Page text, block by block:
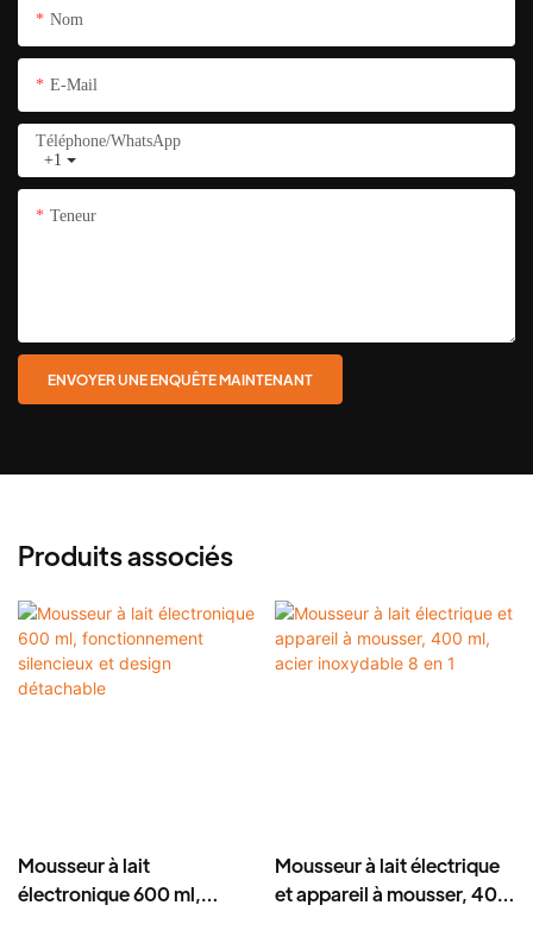
Nom
E-Mail
+1
Téléphone/WhatsApp
Teneur
ENVOYER UNE ENQUÊTE MAINTENANT
Produits associés
Mousseur à lait
électronique 600 ml,
Mousseur à lait électrique
et appareil à mousser, 400